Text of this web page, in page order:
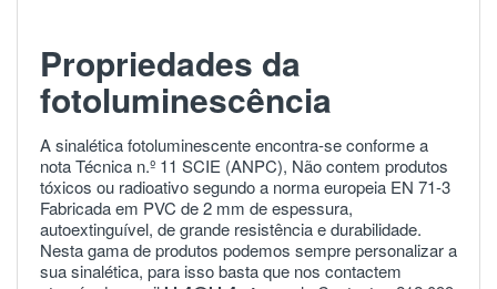
Propriedades da
fotoluminescência
A sinalética fotoluminescente encontra-se conforme a
nota Técnica n.º 11 SCIE (ANPC), Não contem produtos
tóxicos ou radioativo segundo a norma europeia EN 71-3
Fabricada em PVC de 2 mm de espessura,
autoextinguível, de grande resistência e durabilidade.
Nesta gama de produtos podemos sempre personalizar a
sua sinalética, para isso basta que nos contactem